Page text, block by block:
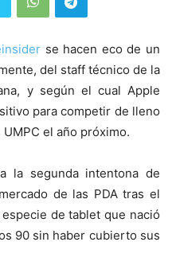
se hacen eco de un
del staff técnico de la
y según el cual Apple
para competir de lleno
el año próximo.
la segunda intentona de
de las PDA tras el
de tablet que nació
90 sin haber cubierto sus